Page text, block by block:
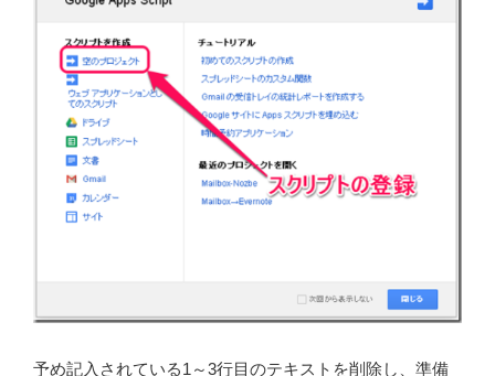
予め記入されている1～3行目のテキストを削除し、準備